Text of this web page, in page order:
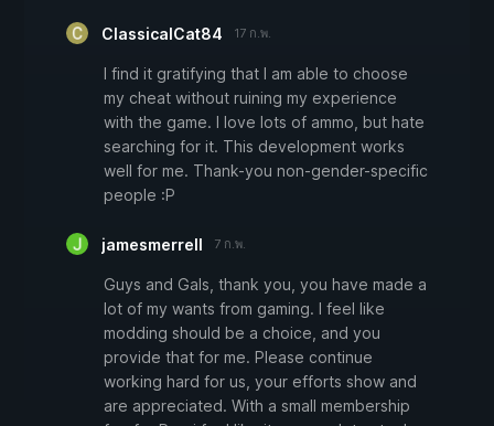
ClassicalCat84 17 ก.พ.
I find it gratifying that I am able to choose
my cheat without ruining my experience
with the game. I love lots of ammo, but hate
searching for it. This development works
well for me. Thank-you non-gender-specific
people :P
jamesmerrell 7 ก.พ.
Guys and Gals, thank you, you have made a
lot of my wants from gaming. I feel like
modding should be a choice, and you
provide that for me. Please continue
working hard for us, your efforts show and
are appreciated. With a small membership